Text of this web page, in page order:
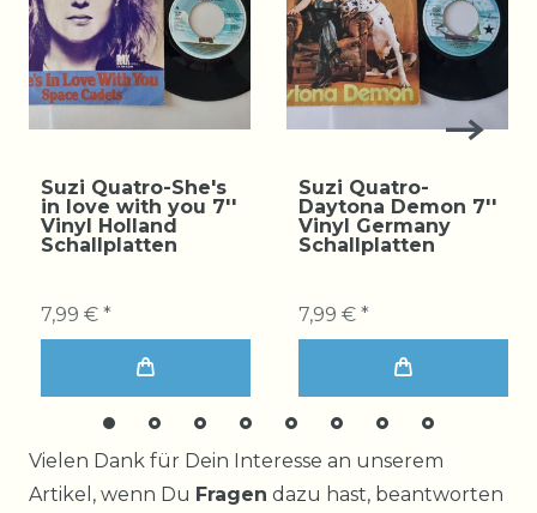
Suzi Quatro-She's
in love with you 7''
Vinyl Holland
Schallplatten
7,99 € *
Suzi Quatro-
Daytona Demon 7''
Vinyl Germany
Schallplatten
7,99 € *
Vielen Dank für Dein Interesse an unserem
Artikel, wenn Du Fragen dazu hast, beantworten
Ceres::Template.mailFormHoneypotLabel